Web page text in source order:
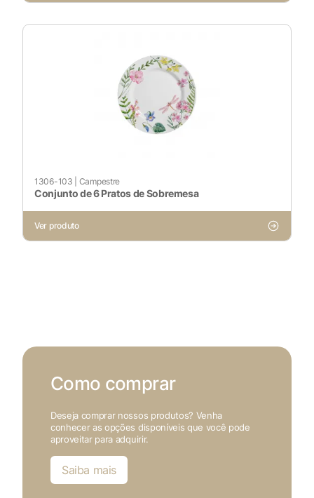
1306-103 Campestre
Conjunto de 6 Pratos de Sobremesa
Ver produto
Como comprar
Deseja comprar nossos produtos? Venha
conhecer as opções disponíveis que você pode
aproveitar para adquirir.
Saiba mais